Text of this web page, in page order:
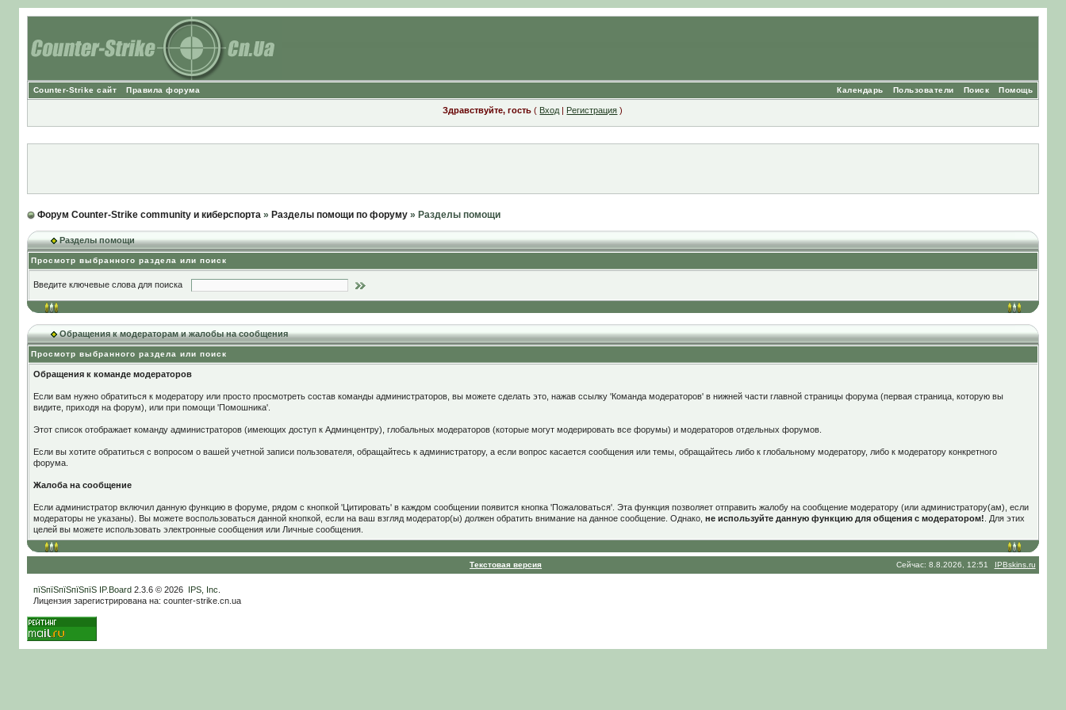
Counter-Strike сайт Правила форума Помощь
Поиск
Пользователи
Календарь
Здравствуйте, гость ( Вход | Регистрация )
Форум Counter-Strike community и киберспорта» Разделы помощи по форуму» Разделы помощи
Разделы помощи
Просмотр выбранного раздела или поиск
Введите ключевые слова для поиска
Обращения к модераторам и жалобы на сообщения
Просмотр выбранного раздела или поиск
Обращения к команде модераторов
Если вам нужно обратиться к модератору или просто просмотреть состав команды администраторов, вы можете сделать это, нажав ссылку 'Команда модераторов' в нижней части главной страницы форума (первая страница, которую вы
видите, приходя на форум), или при помощи 'Помошника'.
Этот список отображает команду администраторов (имеющих доступ к Админцентру), глобальных модераторов (которые могут модерировать все форумы) и модераторов отдельных форумов.
Если вы хотите обратиться с вопросом о вашей учетной записи пользователя, обращайтесь к администратору, а если вопрос касается сообщения или темы, обращайтесь либо к глобальному модератору, либо к модератору конкретного
форума.
Жалоба на сообщение
Если администратор включил данную функцию в форуме, рядом с кнопкой 'Цитировать' в каждом сообщении появится кнопка 'Пожаловаться'. Эта функция позволяет отправить жалобу на сообщение модератору (или администратору(ам), если
модераторы не указаны). Вы можете воспользоваться данной кнопкой, если на ваш взгляд модератор(ы) должен обратить внимание на данное сообщение. Однако, не используйте данную функцию для общения с модератором! . Для этих
целей вы можете использовать электронные сообщения или Личные сообщения.
Текстовая версия Сейчас: 8.8.2026, 12:51 IPBskins.ru
пїЅпїЅпїЅпїЅпїЅ IP.Board2.3.6 © 2026 IPS, Inc
Лицензия зарегистрирована на: counter-strike.cn.ua